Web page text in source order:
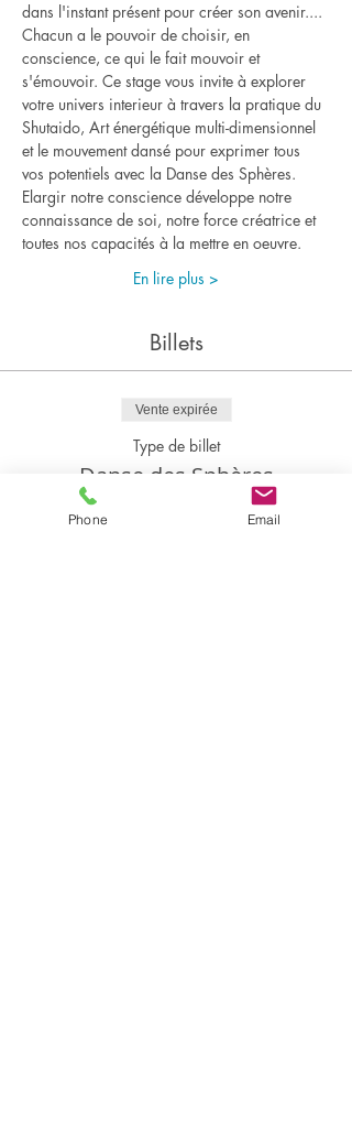
dans l'instant présent pour créer son avenir....
Chacun a le pouvoir de choisir, en
conscience, ce qui le fait mouvoir et
s'émouvoir. Ce stage vous invite à explorer
votre univers interieur à travers la pratique du
Shutaido, Art énergétique multi-dimensionnel
et le mouvement dansé pour exprimer tous
vos potentiels avec la Danse des Sphères.
Elargir notre conscience développe notre
connaissance de soi, notre force créatrice et
toutes nos capacités à la mettre en oeuvre.
En lire plus >
Billets
Vente expirée
Type de billet
Danse des Sphères
Phone Email